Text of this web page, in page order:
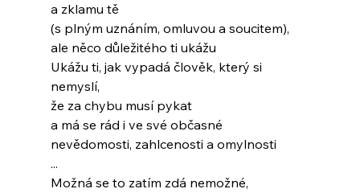
a zklamu tě
(s plným uznáním, omluvou a soucitem),
ale něco důležitého ti ukážu
Ukážu ti, jak vypadá člověk, který si
nemyslí,
že za chybu musí pykat
a má se rád i ve své občasné
nevědomosti, zahlcenosti a omylnosti
...
Možná se to zatím zdá nemožné,